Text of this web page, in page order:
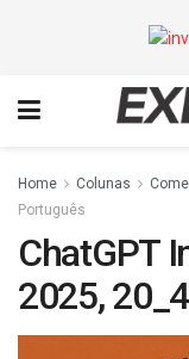
Home Colunas
Português
ChatGPT
2025,